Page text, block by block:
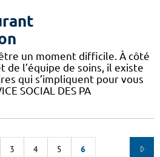
un moment difficile. À côté
de l’équipe de soins, il existe
qui s’impliquent pour vous
SOCIAL DES PA
3 4 5 6